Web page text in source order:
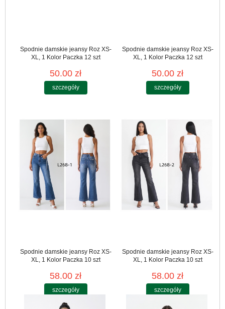
Spodnie damskie jeansy Roz XS-
XL, 1 Kolor Paczka 12 szt
50.00 zł
szczegóły
Spodnie damskie jeansy Roz XS-
XL, 1 Kolor Paczka 12 szt
50.00 zł
szczegóły
Spodnie damskie jeansy Roz XS-
XL, 1 Kolor Paczka 10 szt
58.00 zł
szczegóły
Spodnie damskie jeansy Roz XS-
XL, 1 Kolor Paczka 10 szt
58.00 zł
szczegóły